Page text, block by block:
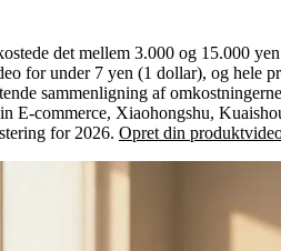
det mellem 3.000 og 15.000
under 7 yen (1 dollar), og hele
sammenligning af
commerce, Xiaohongshu,
for 2026. Opret din